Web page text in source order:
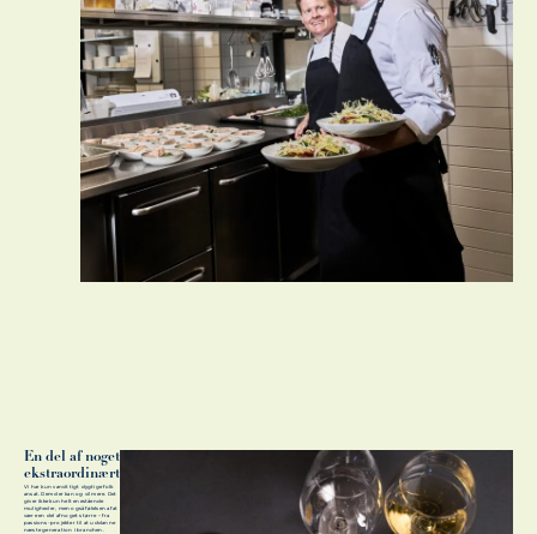
En del af noget
ekstraordinært
Vi har kun vanvittigt dygtige folk
ansat. Dem der kan og vil mere. Det
giver ikke kun helt enestående
muligheder, men også følelsen af at
være en del af noget større – fra
passions-projekter til at uddanne
næste generation i branchen.